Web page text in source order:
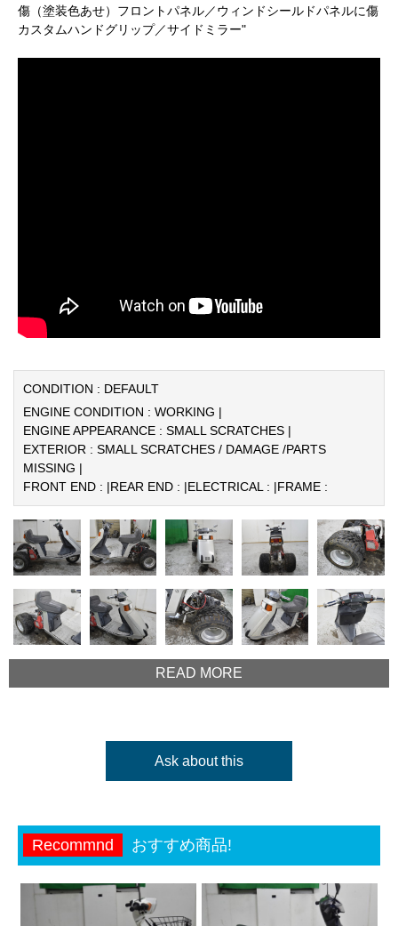
傷（塗装色あせ）フロントパネル／ウィンドシールドパネルに傷
カスタムハンドグリップ／サイドミラー"
CONDITION : DEFAULT
ENGINE CONDITION : WORKING |
ENGINE APPEARANCE : SMALL SCRATCHES |
EXTERIOR : SMALL SCRATCHES / DAMAGE /PARTS
MISSING |
FRONT END : |REAR END : |ELECTRICAL : |FRAME :
READ MORE
Ask about this
Recommnd おすすめ商品!